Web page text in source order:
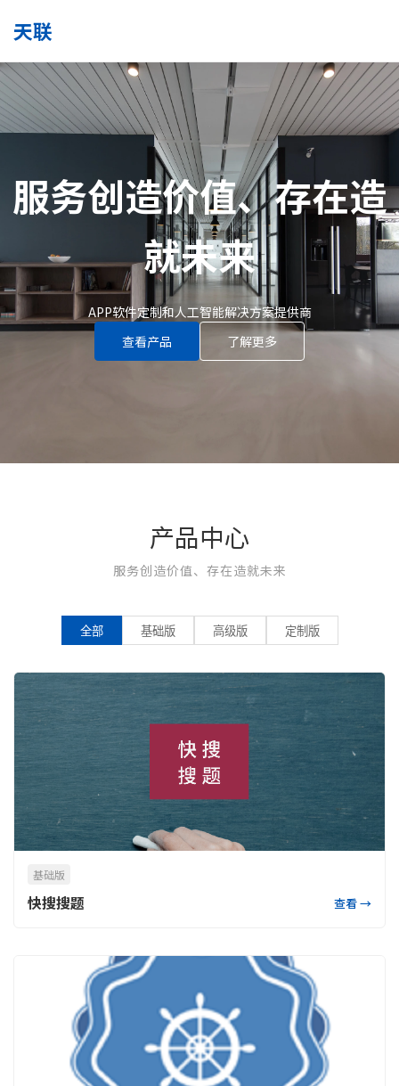
天联
服务创造价值、存在造
就未来
APP软件定制和人工智能解决方案提供商
查看产品
了解更多
产品中心
服务创造价值、存在造就未来
全部 基础版 高级版 定制版
基础版
快搜搜题 查看 →